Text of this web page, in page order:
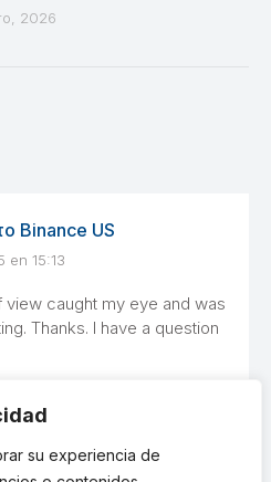
su experiencia de
2026
Binance US
en 15:13
view caught my eye and was
Thanks. I have a question